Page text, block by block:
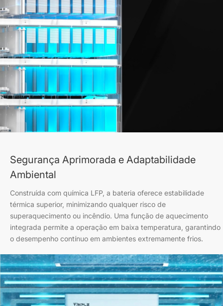
Segurança Aprimorada e Adaptabilidade
Ambiental
Construída com química LFP, a bateria oferece estabilidade
térmica superior, minimizando qualquer risco de
superaquecimento ou incêndio. Uma função de aquecimento
integrada permite a operação em baixa temperatura, garantindo
o desempenho contínuo em ambientes extremamente frios.